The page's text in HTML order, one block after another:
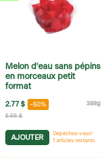
Melon d'eau sans pépins
en morceaux petit
format
2.77 $ -50% 388g
5.55 $
AJOUTER
Dépêchez-vous!
1 articles restants